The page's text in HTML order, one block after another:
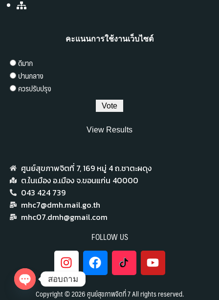
คะแนนการใช้งานเว็บไซต์
ดีมาก
ปานกลาง
ควรปรับปรุง
View Results
ศูนย์สุขภาพจิตที่ 7,​ 169 หมู่ 4 ถ.ชาตะผดุง
ต.ในเมือง อ.เมือง จ.ขอนแก่น 40000
043 424 739
mhc7@dmh.mail.go.th
mhc07.dmh@gmail.com
FOLLOW US
Copyright © 2026 ศูนย์สุขภาพจิตที่ 7 All rights reserved.
สอบถาม
Open chaty